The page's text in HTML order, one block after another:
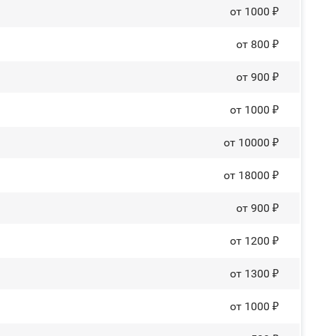
от 1000 ₽
от 800 ₽
от 900 ₽
от 1000 ₽
от 10000 ₽
от 18000 ₽
от 900 ₽
от 1200 ₽
от 1300 ₽
от 1000 ₽